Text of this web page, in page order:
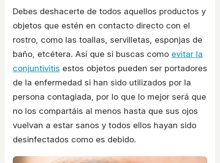
Debes deshacerte de todos aquellos productos y
objetos que estén en contacto directo con el
rostro, como las toallas, servilletas, esponjas de
baño, etcétera. Así que si buscas como evitar la
conjuntivitis estos objetos pueden ser portadores
de la enfermedad si han sido utilizados por la
persona contagiada, por lo que lo mejor será que
no los compartáis al menos hasta que sus ojos
vuelvan a estar sanos y todos ellos hayan sido
desinfectados como es debido.